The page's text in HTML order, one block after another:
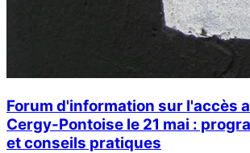
Forum d'information sur l'accès
Cergy-Pontoise le 21 mai :
et conseils pratiques